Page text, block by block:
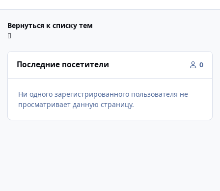
Вернуться к списку тем
Последние посетители 0
Ни одного зарегистрированного пользователя не
просматривает данную страницу.